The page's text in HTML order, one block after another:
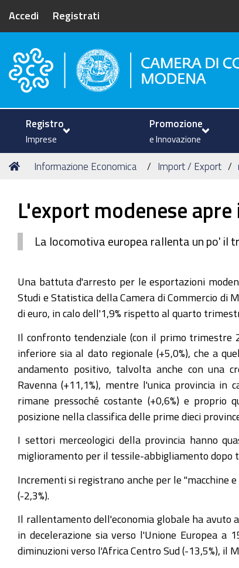
Accedi Registrati
Camera di Commercio di
Registro
Imprese
Promozione
e Innovazione
Tu
Home
Informazione Economica Import / Export
L'export modenese
La locomotiva europea rallenta un po' il
Una battuta d'arresto per le esportazioni
Studi e Statistica della Camera di Commercio di
di euro, in calo dell'1,9% rispetto al quarto
Il confronto tendenziale (con il primo trimestre
inferiore sia al dato regionale (+5,0%), che a
andamento positivo, talvolta anche con una
Ravenna (+11,1%), mentre l'unica provincia in
rimane pressoché costante (+0,6%) e proprio
posizione nella classifica delle prime dieci
I settori merceologici della provincia hanno
miglioramento per il tessile-abbigliamento dopo
Incrementi si registrano anche per le "macchine
(-2,3%).
Il rallentamento dell'economia globale ha avuto
in decelerazione sia verso l'Unione Europea a
diminuzioni verso l'Africa Centro Sud (-13,5%), il